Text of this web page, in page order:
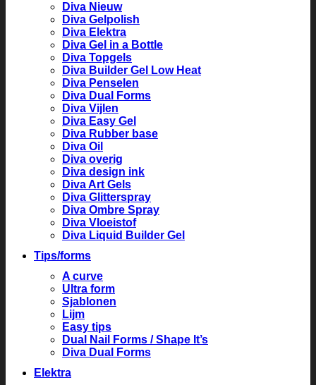
Diva Nieuw
Diva Gelpolish
Diva Elektra
Diva Gel in a Bottle
Diva Topgels
Diva Builder Gel Low Heat
Diva Penselen
Diva Dual Forms
Diva Vijlen
Diva Easy Gel
Diva Rubber base
Diva Oil
Diva overig
Diva design ink
Diva Art Gels
Diva Glitterspray
Diva Ombre Spray
Diva Vloeistof
Diva Liquid Builder Gel
Tips/forms
A curve
Ultra form
Sjablonen
Lijm
Easy tips
Dual Nail Forms / Shape It’s
Diva Dual Forms
Elektra